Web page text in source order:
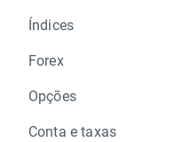
Índices
Forex
Opções
Conta e taxas